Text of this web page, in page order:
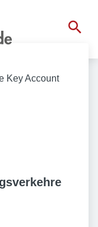
Key Account